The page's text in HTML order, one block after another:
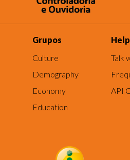
Grupos
Culture
Demography
Economy
Education
Help
Talk
API